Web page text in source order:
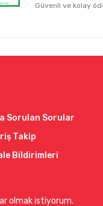
Güvenli ve kolay
Sorulan Sorular
Takip
Bildirimleri
olmak istiyorum.